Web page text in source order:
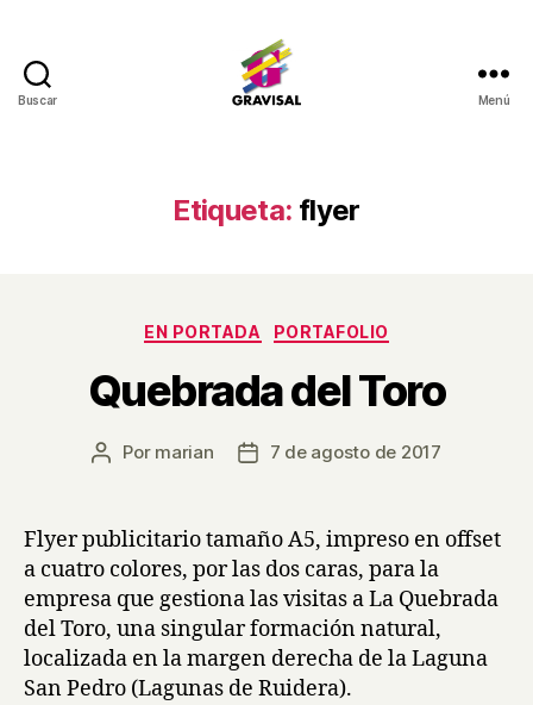
Buscar Menú
Etiqueta: flyer
Categorías
EN PORTADA PORTAFOLIO
Quebrada del Toro
Autor
entrada
Por marian
Fecha
entrada
7 de agosto de 2017
Flyer publicitario tamaño A5, impreso en offset
a cuatro colores, por las dos caras, para la
empresa que gestiona las visitas a La Quebrada
del Toro, una singular formación natural,
localizada en la margen derecha de la Laguna
San Pedro (Lagunas de Ruidera).